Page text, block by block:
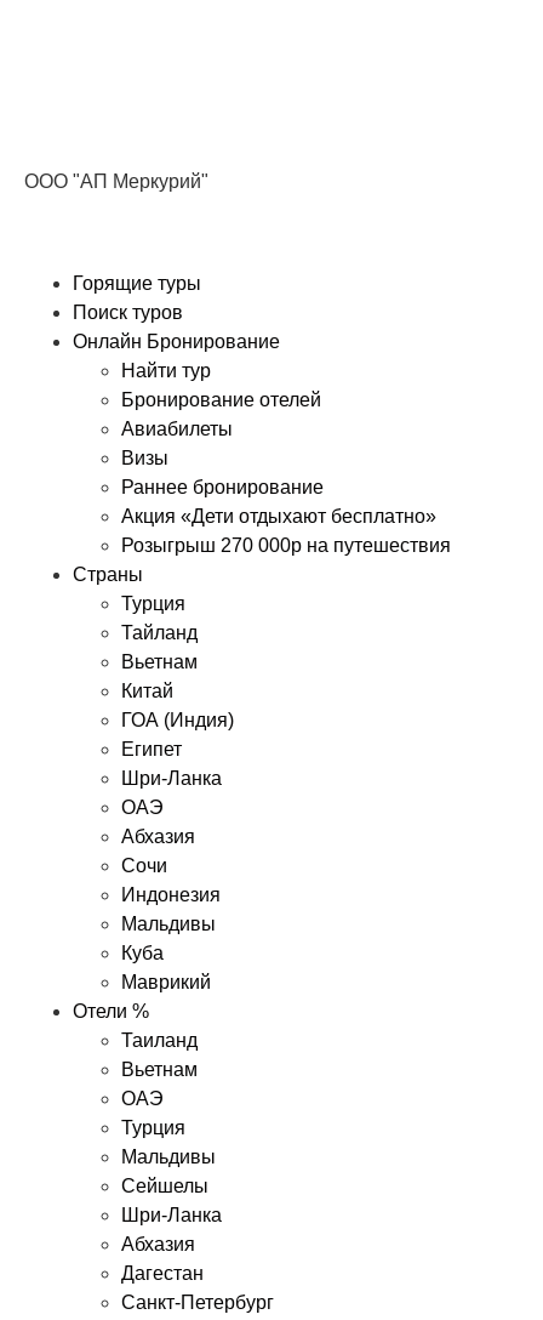
ООО "АП Меркурий"
Горящие туры
Поиск туров
Онлайн Бронирование
Найти тур
Бронирование отелей
Авиабилеты
Визы
Раннее бронирование
Акция «Дети отдыхают бесплатно»
Розыгрыш 270 000р на путешествия
Страны
Турция
Тайланд
Вьетнам
Китай
ГОА (Индия)
Египет
Шри-Ланка
ОАЭ
Абхазия
Сочи
Индонезия
Мальдивы
Куба
Маврикий
Отели %
Таиланд
Вьетнам
ОАЭ
Турция
Мальдивы
Сейшелы
Шри-Ланка
Абхазия
Дагестан
Санкт-Петербург